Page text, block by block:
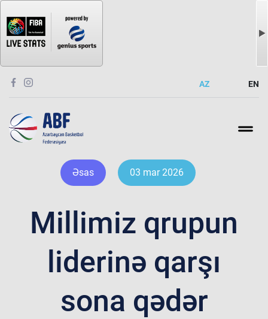
AZ EN
Əsas 03 mar 2026
Millimiz qrupun
liderinə qarşı
sona qədər